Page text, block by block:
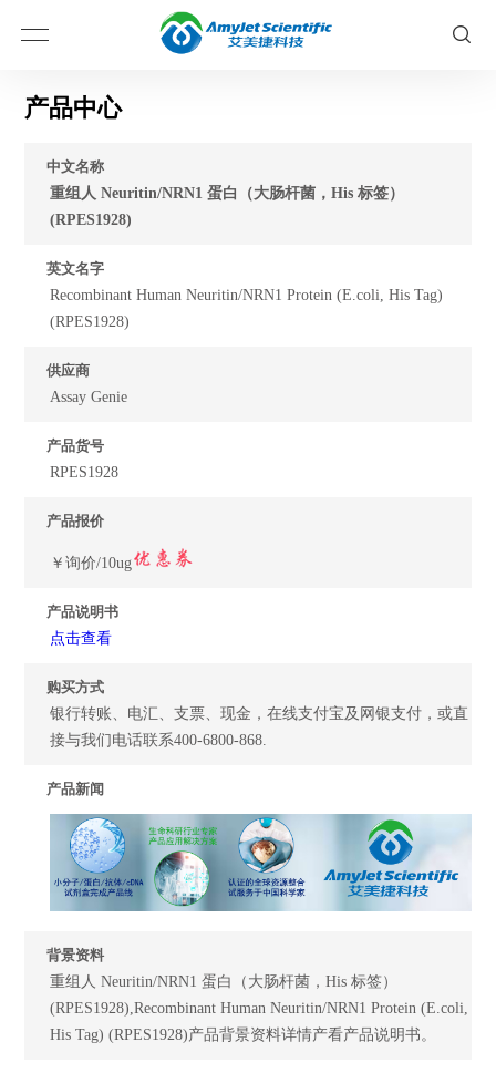
产品中心
中文名称
重组人 Neuritin/NRN1 蛋白（大肠杆菌，His 标签）
(RPES1928)
英文名字
Recombinant Human Neuritin/NRN1 Protein (E.coli, His Tag)
(RPES1928)
供应商
Assay Genie
产品货号
RPES1928
产品报价
￥询价/10ug
产品说明书
点击查看
购买方式
银行转账、电汇、支票、现金，在线支付宝及网银支付，或直
接与我们电话联系400-6800-868.
产品新闻
背景资料
重组人 Neuritin/NRN1 蛋白（大肠杆菌，His 标签）
(RPES1928),Recombinant Human Neuritin/NRN1 Protein (E.coli,
His Tag) (RPES1928)产品背景资料详情产看产品说明书。